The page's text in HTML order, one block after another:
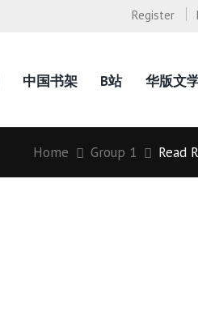
Register
中国书架 B站 华版文
Home Group 1 Read